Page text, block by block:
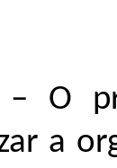
O
a